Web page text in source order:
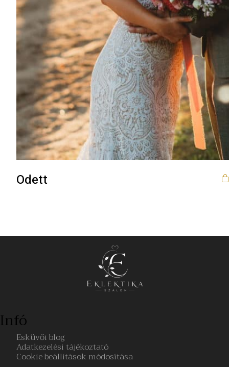
Odett
Infó
Esküvői blog
Adatkezelési tájékoztató
Cookie beállítások módosítása